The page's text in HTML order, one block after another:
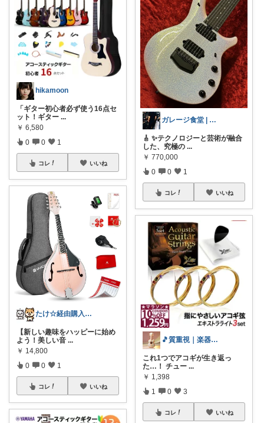
hikamoon
「ギター初心者必ず使う16点セ
ット！ギター ...
￥ 6,580
0 0 1
コレ いいね
たけ☆経由購入感謝します！ありがとう！☆
【新しい趣味をハッピーに始め
よう！美しい音 ...
￥ 14,800
0 0 1
コレ いいね
ガレージ食堂 | 開業準備中
🎸 ✨テクノロジーと芸術が融合
した、究極の ...
￥ 770,000
0 0 1
コレ いいね
🎵質重視｜楽器・音響機器
これ1つでアコギが生き返っ
た…！ チュー ...
￥ 1,398
1 0 3
コレ いいね